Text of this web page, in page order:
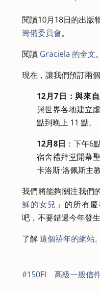
閱讀10月18日的出版
籌備委員會。
閱讀 Graciela 的全文。
現在，讓我們預訂兩
12月7日：與來
與世界各地建立
點到晚上 11 點。
12月8日 ：下午6
宿舍禮拜堂開幕
卡洛斯·洛佩斯主教
我們將能夠關注我們
穌的女兒 」的所有
吧，不要錯過今年發生
了解這個禧年的網站。
#150FI 高級一般信